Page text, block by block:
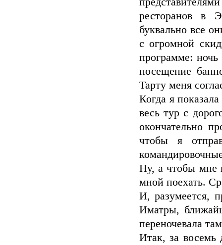
ресторанов в
буквально все
с огромной
программе: ночь
посещение
Тарту меня
Когда я
весь тур с
окончательно
чтобы я
Ну, а чтобы мне
мной поехать.
И, разумеется,
Иматры,
переночевала
Итак, за восемь